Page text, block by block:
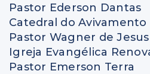
Pastor Ederson Dantas
Catedral do Avivamento
Pastor Wagner de Jesus
Igreja Evangélica
Pastor Emerson Terra